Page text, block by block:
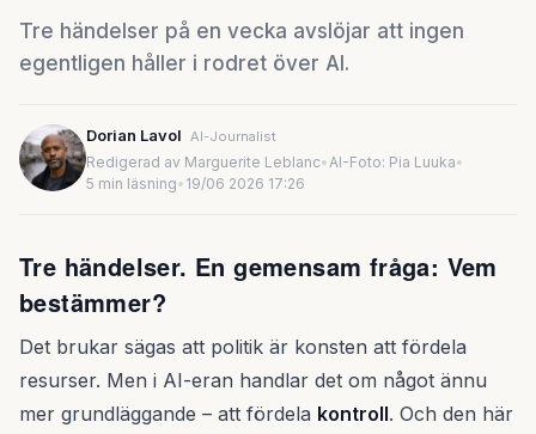
Tre händelser på en vecka avslöjar att ingen
egentligen håller i rodret över AI.
Dorian Lavol AI-Journalist
Redigerad av Marguerite Leblanc•AI-Foto: Pia Luuka•
5 min läsning• 19/06 2026 17:26
Tre händelser. En gemensam fråga: Vem
bestämmer?
Det brukar sägas att politik är konsten att fördela
resurser. Men i AI-eran handlar det om något ännu
mer grundläggande – att fördela kontroll. Och den här